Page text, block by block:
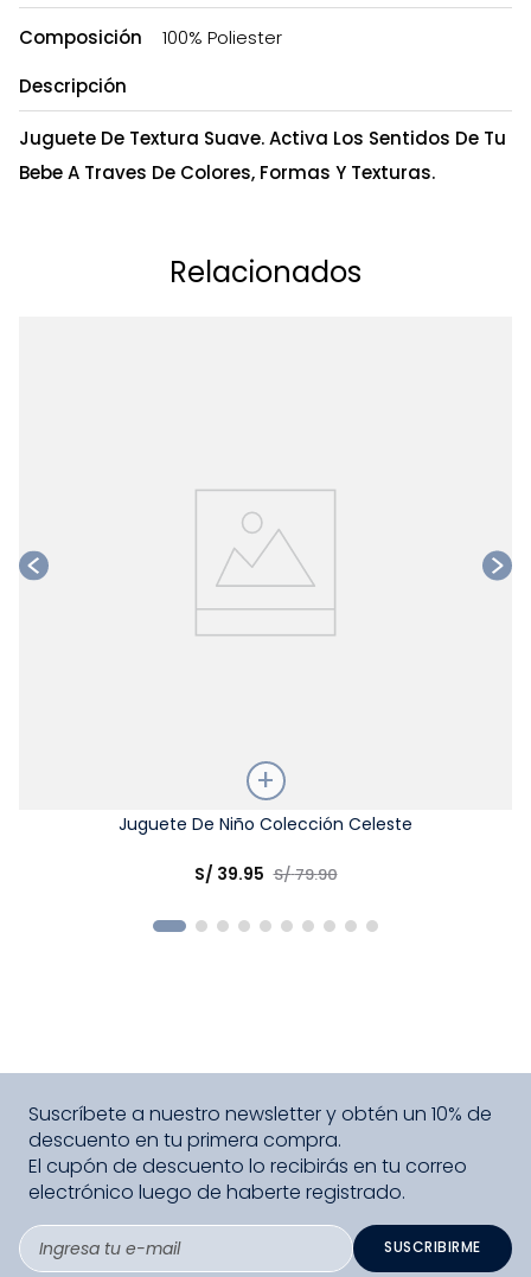
Composición
100% Poliester
Descripción
Juguete De Textura Suave. Activa Los Sentidos De Tu
Bebe A Traves De Colores, Formas Y Texturas.
Relacionados
Juguete De Niño Colección Celeste
S/ 39.95 S/79.90
Suscríbete a nuestro newsletter y obtén un 10% de
descuento en tu primera compra.
El cupón de descuento lo recibirás en tu correo
electrónico luego de haberte registrado.
SUSCRIBIRME